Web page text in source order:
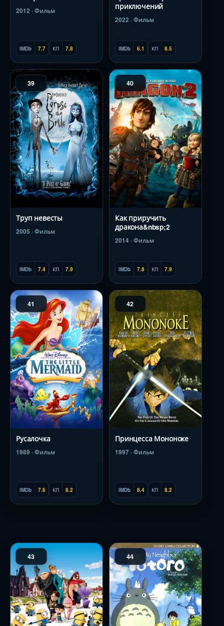
2012 · Фильм
IMDb 7.7 КП 7.8
приключений
2022 · Фильм
IMDb 6.1 КП 8.5
39
Труп невесты
2005 · Фильм
IMDb 7.4 КП 7.9
40
Как приручить
дракона&nbsp;2
2014 · Фильм
IMDb 7.8 КП 7.9
41
Русалочка
1989 · Фильм
IMDb 7.6 КП 8.2
42
Принцесса Мононоке
1997 · Фильм
IMDb 8.4 КП 8.2
43 44